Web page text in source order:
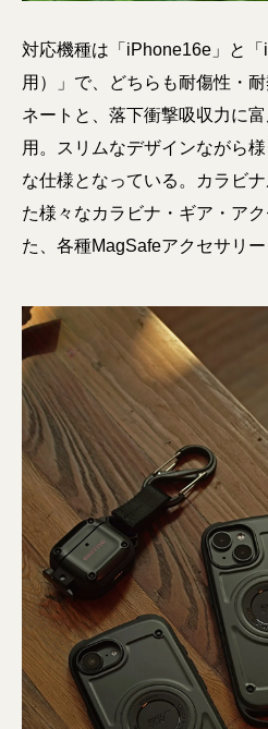
対応機種は「iPhone16e」と
用）」で、どちらも耐傷性・
ネートと、落下衝撃吸収力に
用。スリムなデザインながら
な仕様となっている。カラビ
た様々なカラビナ・ギア・ア
た、各種MagSafeアクセサリ